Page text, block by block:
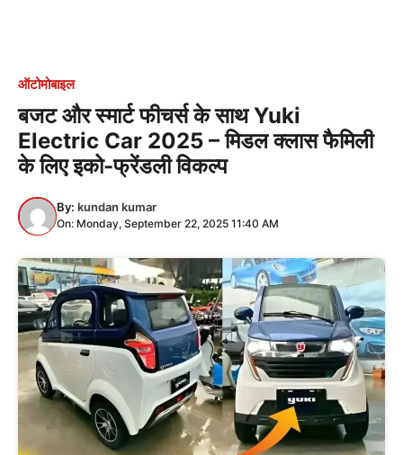
ऑटोमोबाइल
बजट और स्मार्ट फीचर्स के साथ Yuki
Electric Car 2025 – मिडल क्लास फैमिली
के लिए इको-फ्रेंडली विकल्प
By: kundan kumar
On: Monday, September 22, 2025 11:40 AM